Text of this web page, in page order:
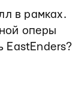
в рамках.
оперы
EastEnders?